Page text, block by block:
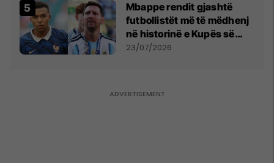
Mbappe rendit gjashtë
futbollistët më të mëdhenj
në historinë e Kupës së
Botës, Messi mbetet i dyti
23/07/2026